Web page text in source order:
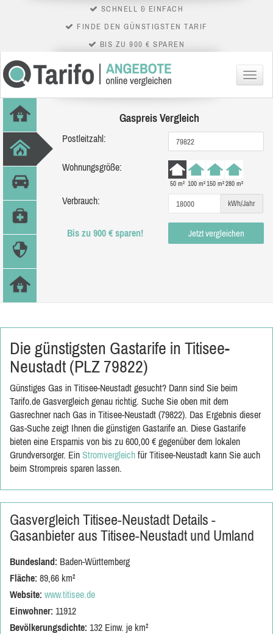
SCHNELL & EINFACH
FINDE DEN GÜNSTIGSTEN TARIF
BIS ZU 900 € SPAREN
Menü
Gaspreis Vergleich
Postleitzahl:
Wohnungsgröße:
50 m² 100 m²150 m²280 m²
Verbrauch: kWh/Jahr
Bis zu 900 € sparen! Jetzt vergleichen
Die günstigsten Gastarife in Titisee-
Neustadt (PLZ 79822)
Günstiges Gas in Titisee-Neustadt gesucht? Dann sind Sie beim
Tarifo.de Gasvergleich genau richtig. Suche Sie oben mit dem
Gasrechner nach Gas in Titisee-Neustadt (79822). Das Ergebnis dieser
Gas-Suche zeigt Ihnen die günstigen Gastarife an. Diese Gastarife
bieten eine Ersparnis von bis zu 600,00 € gegenüber dem lokalen
Grundversorger. Ein Stromvergleich für Titisee-Neustadt kann Sie auch
beim Strompreis sparen lassen.
Gasvergleich Titisee-Neustadt Details -
Gasanbieter aus Titisee-Neustadt und Umland
Bundesland: Baden-Württemberg
Fläche: 89,66 km²
Website: www.titisee.de
Einwohner: 11912
Bevölkerungsdichte: 132 Einw. je km²